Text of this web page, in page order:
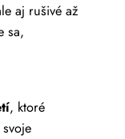
aj rušivé až
sa,
, ktoré